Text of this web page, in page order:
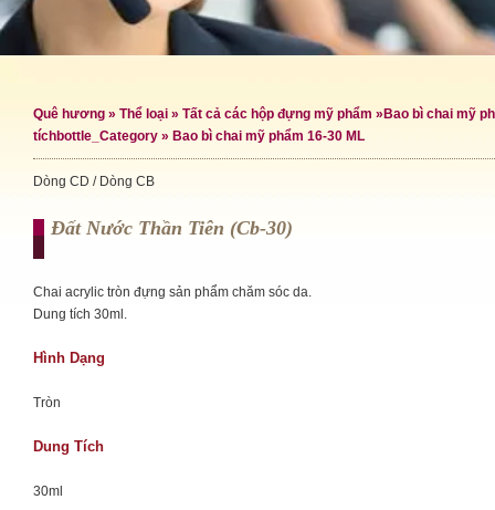
Quê hương » Thể loại » Tất cả các hộp đựng mỹ phẩm » Bao bì chai mỹ
tíchbottle_Category » Bao bì chai mỹ phẩm 16-30 ML
Dòng CD / Dòng CB
Đất Nước Thần Tiên (cb-30)
Chai acrylic tròn đựng sản phẩm chăm sóc da.
Dung tích 30ml.
Hình Dạng
Tròn
Dung Tích
30ml